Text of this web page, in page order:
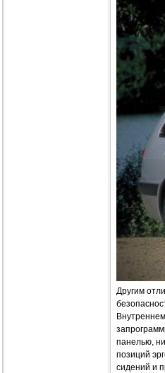
Другим
панелью,
позиций
сидений и